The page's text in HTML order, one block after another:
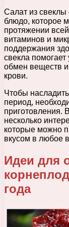
Салат из свеклы
блюдо, которое
протяжении
витаминов и
поддержания
свекла
обмен веществ и
крови.
Чтобы
период,
приготовления.
несколько
которые можно
вкусом в любое
Идеи для
года